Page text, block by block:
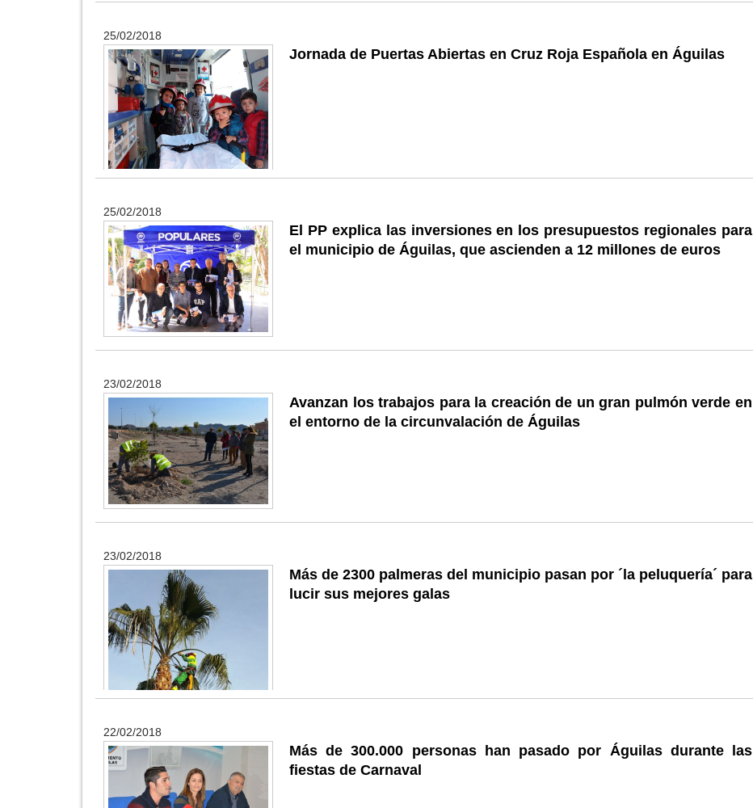
25/02/2018
Jornada de Puertas Abiertas en Cruz Roja Española en Águilas
25/02/2018
El PP explica las inversiones en los presupuestos regionales para
el municipio de Águilas, que ascienden a 12 millones de euros
23/02/2018
Avanzan los trabajos para la creación de un gran pulmón verde en
el entorno de la circunvalación de Águilas
23/02/2018
Más de 2300 palmeras del municipio pasan por ´la peluquería´ para
lucir sus mejores galas
22/02/2018
Más de 300.000 personas han pasado por Águilas durante las
fiestas de Carnaval